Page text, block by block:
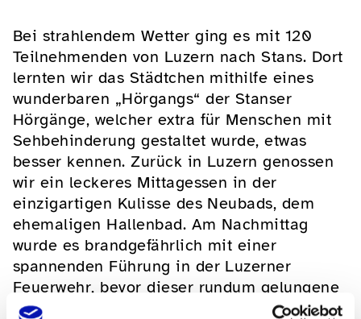
Bei strahlendem Wetter ging es mit 120
Teilnehmenden von Luzern nach Stans. Dort
lernten wir das Städtchen mithilfe eines
wunderbaren „Hörgangs“ der Stanser
Hörgänge, welcher extra für Menschen mit
Sehbehinderung gestaltet wurde, etwas
besser kennen. Zurück in Luzern genossen
wir ein leckeres Mittagessen in der
einzigartigen Kulisse des Neubads, dem
ehemaligen Hallenbad. Am Nachmittag
wurde es brandgefährlich mit einer
spannenden Führung in der Luzerner
Feuerwehr, bevor dieser rundum gelungene
Anlass mit einem Apero ausklingen durfte.